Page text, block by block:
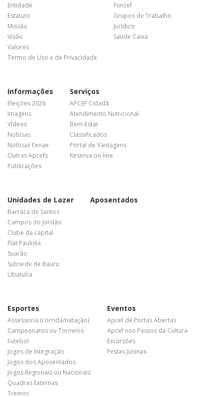
Entidade
Estatuto
Missão
Visão
Valores
Termo de Uso e de Privacidade
Funcef
Grupos de Trabalho
Jurídico
Saúde Caixa
Informações
Eleições 2026
Imagens
Vídeos
Notícias
Notícias Fenae
Outras Apcefs
Publicações
Serviços
APCEF Cidadã
Atendimento Nutricional
Bem-Estar
Classificados
Portal de Vantagens
Reserva on-line
Unidades de Lazer
Barraca de Santos
Campos do Jordão
Clube da capital
Flat Paulista
Suarão
Subsede de Bauru
Ubatuba
Aposentados
Esportes
Assessoria (corrida/natação)
Campeonatos ou Torneios
Futebol
Jogos de Integração
Jogos dos Aposentados
Jogos Regionais ou Nacionais
Quadras Externas
Treinos
Eventos
Apcef de Portas Abertas
Apcef nos Passos da Cultura
Excursões
Festas Juninas